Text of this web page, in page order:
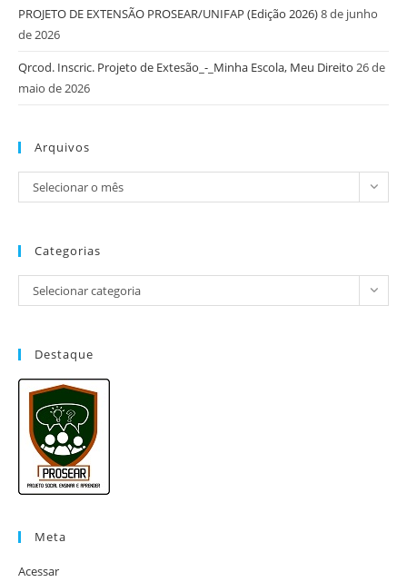
PROJETO DE EXTENSÃO PROSEAR/UNIFAP (Edição 2026)8 de junho
de 2026
Qrcod. Inscric. Projeto de Extesão_-_Minha Escola, Meu Direito 26 de
maio de 2026
Arquivos
Selecionar o mês
Categorias
Selecionar categoria
Destaque
Meta
Acessar